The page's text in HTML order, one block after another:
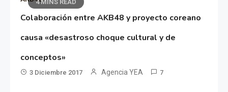
4 MINS READ
Colaboración entre AKB48 y proyecto coreano
causa «desastroso choque cultural y de
conceptos»
3 Diciembre 2017 Agencia YEA 7